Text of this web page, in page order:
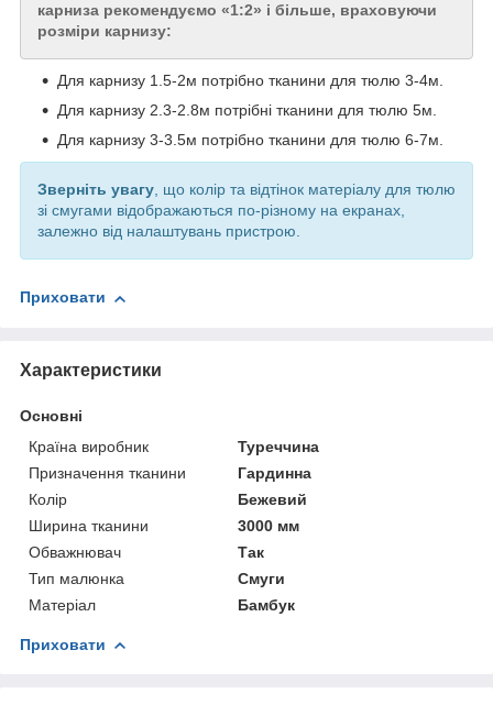
карниза рекомендуємо «1:2» і більше, враховуючи
розміри карнизу:
Для карнизу 1.5-2м потрібно тканини для тюлю 3-4м.
Для карнизу 2.3-2.8м потрібні тканини для тюлю 5м.
Для карнизу 3-3.5м потрібно тканини для тюлю 6-7м.
Зверніть увагу, що колір та відтінок матеріалу для тюлю
зі смугами відображаються по-різному на екранах,
залежно від налаштувань пристрою.
Приховати
Характеристики
Основні
Країна виробник
Туреччина
Призначення тканини
Гардинна
Колір
Бежевий
Ширина тканини
3000 мм
Обважнювач
Так
Тип малюнка
Смуги
Матеріал
Бамбук
Приховати